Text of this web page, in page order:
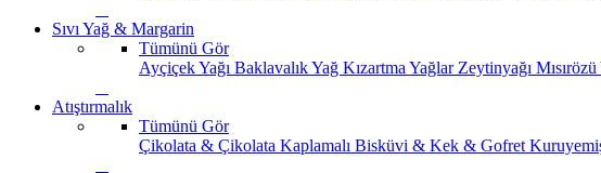
Sıvı Yağ & Margarin
Tümünü Gör
Ayçiçek Yağı Baklavalık Yağ Kızartma Yağlar Zeytinyağı Mısırözü
Atıştırmalık
Tümünü Gör
Çikolata & Çikolata Kaplamalı Bisküvi & Kek & Gofret